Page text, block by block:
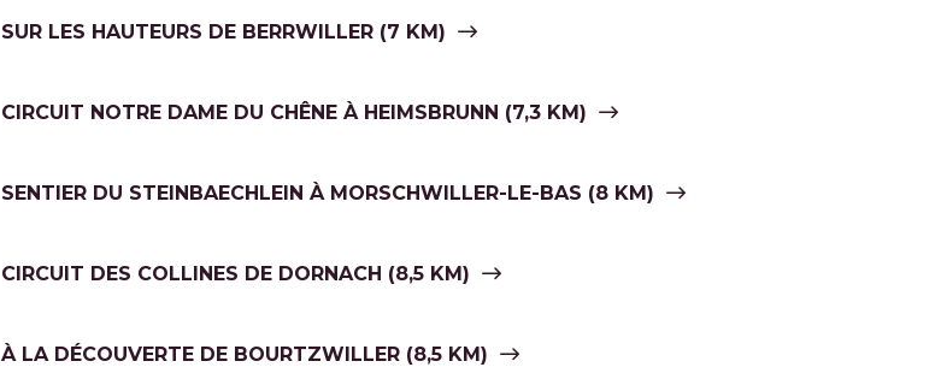
SUR LES HAUTEURS DE BERRWILLER (7 KM)
CIRCUIT NOTRE DAME DU CHÊNE À HEIMSBRUNN (7,3 KM)
SENTIER DU STEINBAECHLEIN À MORSCHWILLER-LE-BAS (8 KM)
CIRCUIT DES COLLINES DE DORNACH (8,5 KM)
À LA DÉCOUVERTE DE BOURTZWILLER (8,5 KM)